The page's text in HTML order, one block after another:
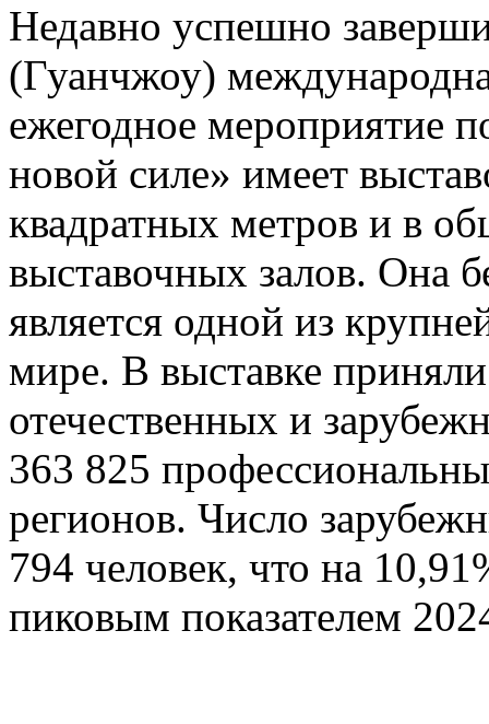
Недавно успешно
(Гуанчжоу)
ежегодное мероприятие
новой силе» имеет
квадратных метров и в
выставочных залов. Она
является одной из
мире. В выставке
отечественных и
363 825
регионов. Число
794 человек, что на
пиковым показателем